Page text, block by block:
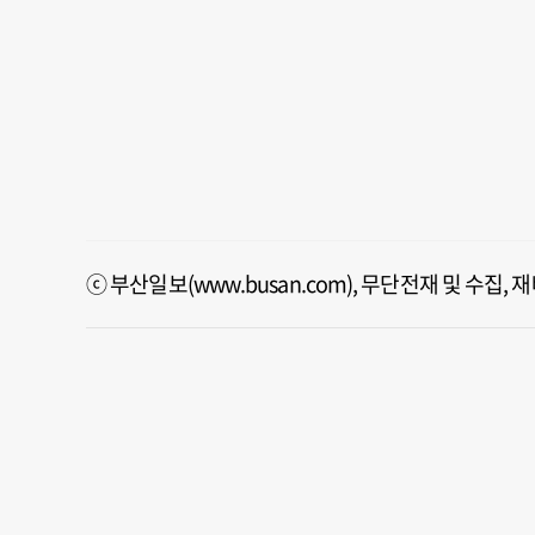
ⓒ 부산일보(www.busan.com), 무단전재 및 수집,